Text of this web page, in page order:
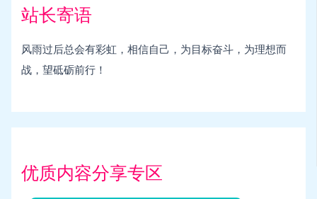
站长寄语
风雨过后总会有彩虹，相信自己，为目标奋斗，为理想而
战，望砥砺前行！
优质内容分享专区